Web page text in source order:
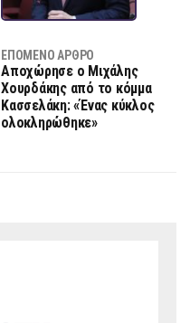
ΕΠΌΜΕΝΟ ΆΡΘΡΟ
Αποχώρησε ο Μιχάλης
Χουρδάκης από το κόμμα
Κασσελάκη: «Ένας κύκλος
ολοκληρώθηκε»